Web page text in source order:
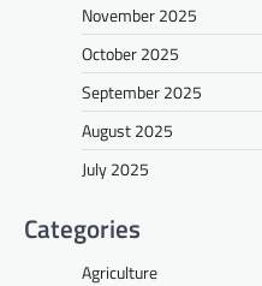
November 2025
October 2025
September 2025
August 2025
July 2025
Categories
Agriculture